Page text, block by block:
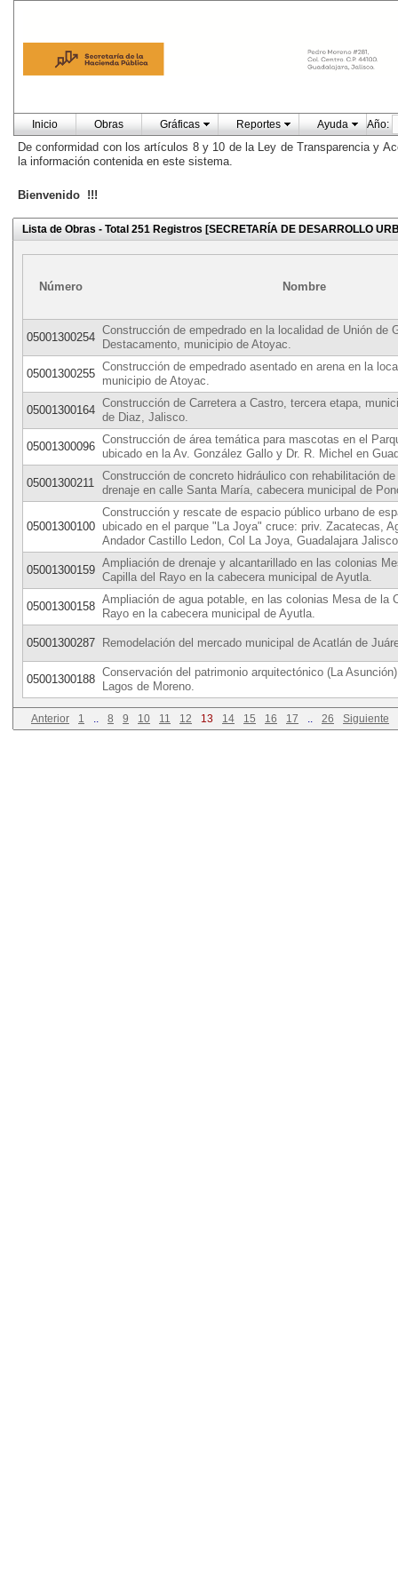
Inicio Obras Gráficas Reportes Ayuda Año:
De conformidad con los artículos 8 y 10 de la Ley de Transparencia y
la información contenida en este sistema.
Bienvenido !!!
Lista de Obras - Total 251 Registros [SECRETARÍA DE DESARROLLO
Número Nombre
05001300254
Construcción de empedrado en la localidad de Unión de
Destacamento, municipio de Atoyac.
05001300255
Construcción de empedrado asentado en arena en la
municipio de Atoyac.
05001300164
Construcción de Carretera a Castro, tercera etapa,
de Diaz, Jalisco.
05001300096
Construcción de área temática para mascotas en el
ubicado en la Av. González Gallo y Dr. R. Michel en
05001300211
Construcción de concreto hidráulico con rehabilitación
drenaje en calle Santa María, cabecera municipal de
05001300100
Construcción y rescate de espacio público urbano de
ubicado en el parque "La Joya" cruce: priv. Zacatecas,
Andador Castillo Ledon, Col La Joya, Guadalajara
05001300159
Ampliación de drenaje y alcantarillado en las colonias
Capilla del Rayo en la cabecera municipal de Ayutla.
05001300158
Ampliación de agua potable, en las colonias Mesa de la
Rayo en la cabecera municipal de Ayutla.
05001300287 Remodelación del mercado municipal de Acatlán de
05001300188
Conservación del patrimonio arquitectónico (La
Lagos de Moreno.
Anterior 1 8 9 10 11 12 13 14 15 16 17 26 Siguiente